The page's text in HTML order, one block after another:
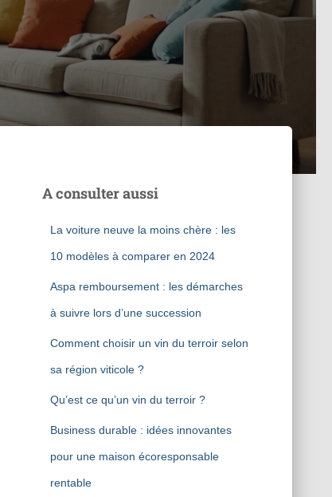
A consulter aussi
La voiture neuve la moins chère : les
10 modèles à comparer en 2024
Aspa remboursement : les démarches
à suivre lors d’une succession
Comment choisir un vin du terroir selon
sa région viticole ?
Qu’est ce qu’un vin du terroir ?
Business durable : idées innovantes
pour une maison écoresponsable
rentable